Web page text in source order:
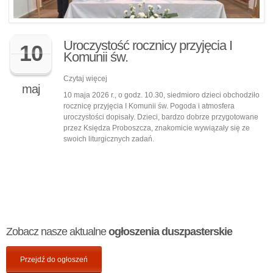
10
maj
Uroczystość rocznicy przyjęcia I
Komunii św.
Czytaj więcej
10 maja 2026 r., o godz. 10.30, siedmioro dzieci obchodziło
rocznicę przyjęcia I Komunii św. Pogoda i atmosfera
uroczystości dopisały. Dzieci, bardzo dobrze przygotowane
przez Księdza Proboszcza, znakomicie wywiązały się ze
swoich liturgicznych zadań.
Zobacz nasze aktualneogłoszenia duszpasterskie
Przejdź do ogłoszeń